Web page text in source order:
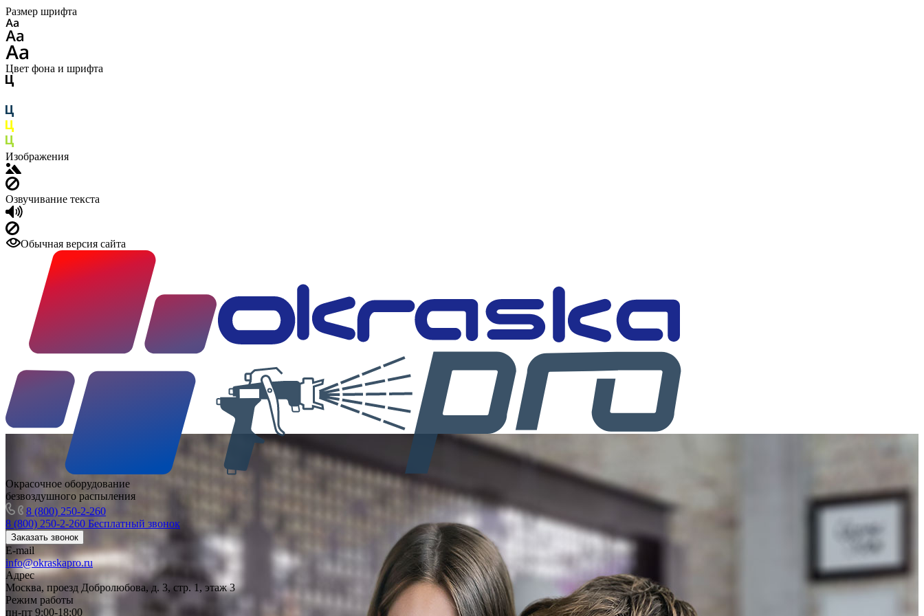
Размер шрифта
Цвет фона и шрифта
Изображения
Озвучивание текста
Обычная версия сайта
Окрасочное оборудование
безвоздушного распыления
8 (800) 250-2-260
8 (800) 250-2-260 Бесплатный звонок
Заказать звонок
E-mail
info@okraskapro.ru
Адрес
Москва, проезд Добролюбова, д. 3, стр. 1, этаж 3
Режим работы
пн-пт 9:00-18:00